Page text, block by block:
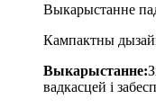
Выкарыстанне
Кампактны
Выкарыстанне:
вадкасцей і